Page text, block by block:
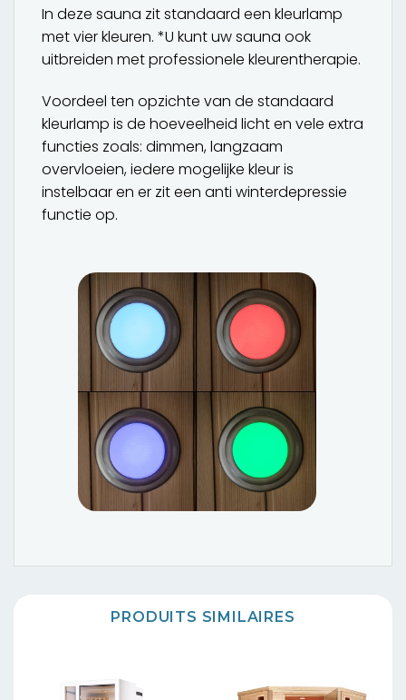
In deze sauna zit standaard een kleurlamp
met vier kleuren. *U kunt uw sauna ook
uitbreiden met professionele kleurentherapie.
Voordeel ten opzichte van de standaard
kleurlamp is de hoeveelheid licht en vele extra
functies zoals: dimmen, langzaam
overvloeien, iedere mogelijke kleur is
instelbaar en er zit een anti winterdepressie
functie op.
PRODUITS SIMILAIRES